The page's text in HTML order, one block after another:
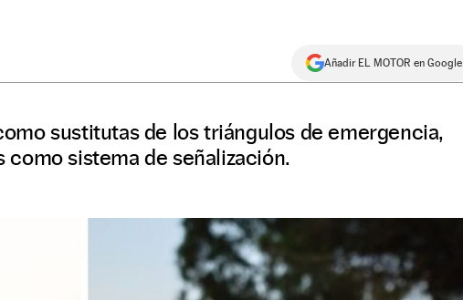
Añadir EL MOTOR en Google
sustitutas de los triángulos de emergencia,
sistema de señalización.